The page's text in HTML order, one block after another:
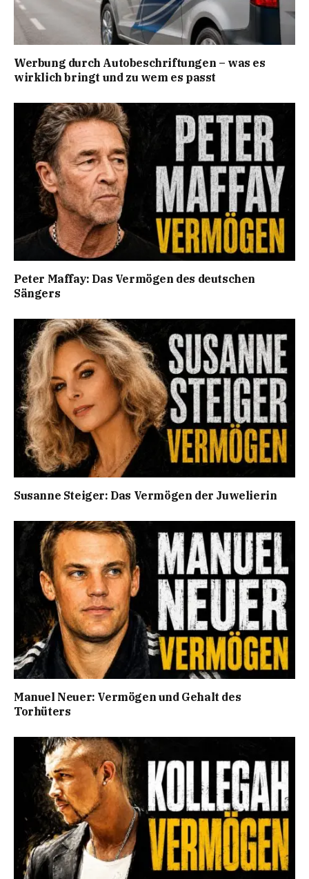
Werbung durch Autobeschriftungen – was es
wirklich bringt und zu wem es passt
Peter Maffay: Das Vermögen des deutschen
Sängers
Susanne Steiger: Das Vermögen der Juwelierin
Manuel Neuer: Vermögen und Gehalt des
Torhüters